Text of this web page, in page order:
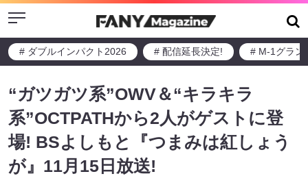
Menu
# ダブルインパクト2026 # 配信延長決定! # M-1グラン
“ガツガツ系”OWV＆“キラキラ
系”OCTPATHから2人がゲストに登
場! BSよしもと『つまみは紅しょう
が』11月15日放送!